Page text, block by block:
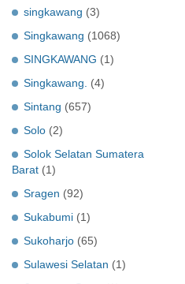
singkawang (3)
Singkawang (1068)
SINGKAWANG (1)
Singkawang.
(4)
Sintang (657)
Solo (2)
Solok Selatan Sumatera
Barat (1)
Sragen (92)
Sukabumi (1)
Sukoharjo (65)
Sulawesi Selatan (1)